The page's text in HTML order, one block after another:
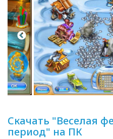
Скачать "Веселая
период" на ПК